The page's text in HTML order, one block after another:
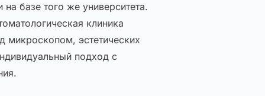
на базе того же университета.
клиника
микроскопом, эстетических
подход с